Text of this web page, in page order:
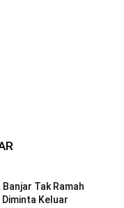
Tak Ramah
Keluar